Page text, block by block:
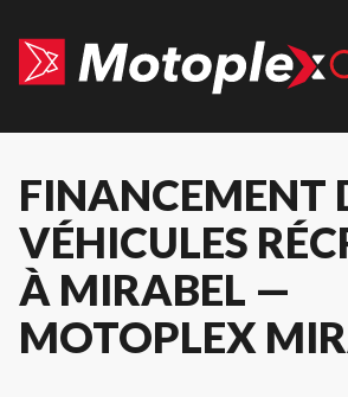
FINANCEMENT
VÉHICULES
À MIRABEL —
MOTOPLEX